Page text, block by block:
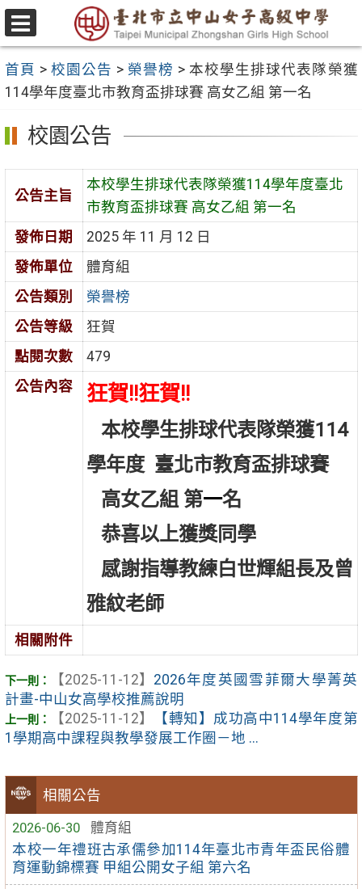
跳
至
要
內
容
區
選
單
首頁 > 校園公告 > 榮譽榜 > 本校學生排球代表隊榮獲
114學年度臺北市教育盃排球賽 高女乙組 第一名
相關公告
2026-06-30
體育組
本校一年禮班古承儒參加114年臺北市青年盃民俗體
育運動錦標賽 甲組公開女子組 第六名
校園公告
公告主旨
本校學生排球代表隊榮獲114學年度臺北
市教育盃排球賽 高女乙組 第一名
發佈日期
2025 年 11 月 12 日
發佈單位
體育組
公告類別
榮譽榜
公告等級
狂賀
點閱次數
479
公告內容
狂賀!!狂賀!!
本校學生排球代表隊榮獲114
學年度 臺北市教育盃排球賽
高女乙組 第一名
恭喜以上獲獎同學
感謝指導教練白世輝組長及曾
雅紋老師
相關附件
【2025-11-12】 2026年度英國雪菲爾大學菁英
計畫-中山女高學校推薦說明
【2025-11-12】
【轉知】成功高中114學年度第
1學期高中課程與教學發展工作圈－地 ...